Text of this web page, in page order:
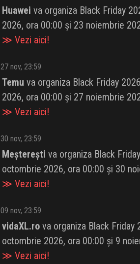
Huawei va organiza Black Friday
2026, ora 00:00 și 23 noiembrie
≫ Vezi aici!
27 nov, 23:59
Temu va organiza Black Friday
2026, ora 00:00 și 27 noiembrie
≫ Vezi aici!
30 nov, 23:59
Meșterești va organiza Black
octombrie 2026, ora 00:00 și 30
≫ Vezi aici!
09 nov, 23:59
vidaXL.ro va organiza Black
octombrie 2026, ora 00:00 și 9
≫ Vezi aici!